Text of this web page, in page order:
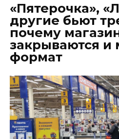
«Пятерочка»,
другие бьют
почему
закрываются и
формат